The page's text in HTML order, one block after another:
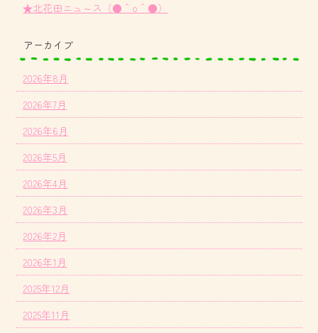
★北花田ニュ～ス（●＾o＾●）
アーカイブ
2026年8月
2026年7月
2026年6月
2026年5月
2026年4月
2026年3月
2026年2月
2026年1月
2025年12月
2025年11月